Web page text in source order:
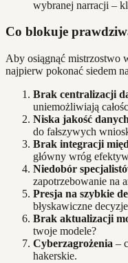
wybranej narracji –
Co blokuje
Aby osiągnąć mistrzostwo
najpierw pokonać siedem
Brak centralizacji
uniemożliwiają
Niska jakość danych
do fałszywych
Brak integracji
główny wróg
Niedobór
zapotrzebowanie na
Presja na szybkie
błyskawiczne
Brak aktualizacji
twoje modele?
Cyberzagrożenia –
hakerskie.